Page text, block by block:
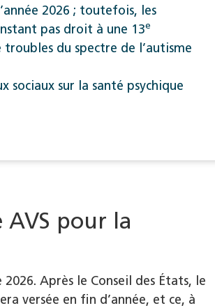
2026 ; toutefois, les
pas droit à une 13e
du spectre de l’autisme
sociaux sur la santé psychique
AVS pour la
Après le Conseil des États, le
versée en fin d’année, et ce, à